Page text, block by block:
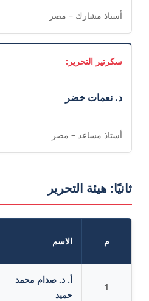
أستاذ مشارك – مصر
سكرتير التحرير:
د. نعمات خضر
أستاذ مساعد – مصر
ثانيًا: هيئة التحرير
م الاسم
1
أ. د. صدام محمد
حميد